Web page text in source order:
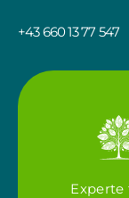
+43 660 13 77 547
Experte